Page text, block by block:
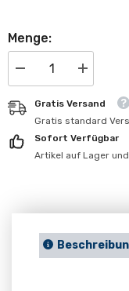
Menge:
verringern
Barelli
Basisset
Menge
erhöhen
Barelli
Basisset
Gratis Versand
Gratis standard
Sofort Verfügbar
Artikel auf Lager